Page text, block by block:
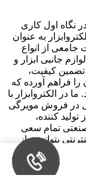
نگاه اول کاری
به عنوان
جامعی از انواع
جانبی ابزار و
تضمین کیفیت،
30 روز این امکان را فراهم آورده که
در الکتروابزار با
حاصل از سابقه‌ای بالغ بر 10 سال در فروش مویرگی
کننده،
تمام سعی
بتوانیم نیاز
در خور برآورده